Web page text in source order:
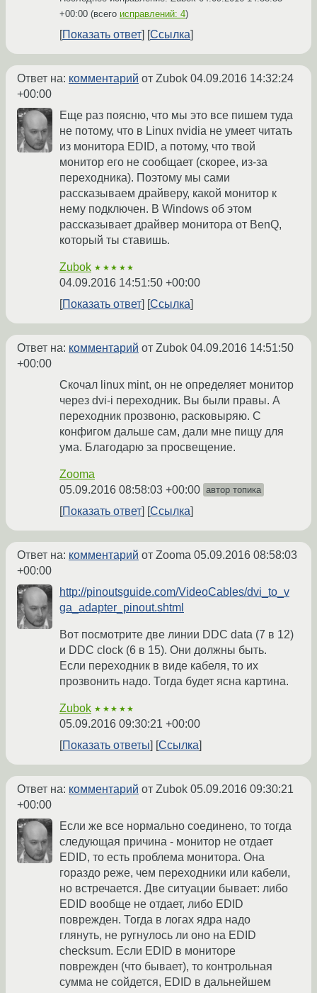
+00:00 (всего исправлений: 4)
Показать ответ Ссылка
Ответ на: комментарий от Zubok 04.09.2016 14:32:24
+00:00
Еще раз поясню, что мы это все пишем туда
не потому, что в Linux nvidia не умеет читать
из монитора EDID, а потому, что твой
монитор его не сообщает (скорее, из-за
переходника). Поэтому мы сами
рассказываем драйверу, какой монитор к
нему подключен. В Windows об этом
рассказывает драйвер монитора от BenQ,
который ты ставишь.
Zubok ★★★★★
04.09.2016 14:51:50 +00:00
Показать ответ
Ссылка
Ответ на: комментарий от Zubok 04.09.2016 14:51:50
+00:00
Скочал linux mint, он не определяет монитор
через dvi-i переходник. Вы были правы. А
переходник прозвоню, расковыряю. С
конфигом дальше сам, дали мне пищу для
ума. Благодарю за просвещение.
Zooma
05.09.2016 08:58:03 +00:00 автор топика
Показать ответ Ссылка
Ответ на: комментарий от Zooma 05.09.2016 08:58:03
+00:00
http://pinoutsguide.com/VideoCables/dvi_to_v
ga_adapter_pinout.shtml
Вот посмотрите две линии DDC data (7 в 12)
и DDC clock (6 в 15). Они должны быть.
Если переходник в виде кабеля, то их
прозвонить надо. Тогда будет ясна картина.
Zubok ★★★★★
05.09.2016 09:30:21 +00:00
Показать ответы
Ссылка
Ответ на: комментарий от Zubok 05.09.2016 09:30:21
+00:00
Если же все нормально соединено, то тогда
следующая причина - монитор не отдает
EDID, то есть проблема монитора. Она
гораздо реже, чем переходники или кабели,
но встречается. Две ситуации бывает: либо
EDID вообще не отдает, либо EDID
поврежден. Тогда в логах ядра надо
глянуть, не ругнулось ли оно на EDID
checksum. Если EDID в мониторе
поврежден (что бывает), то контрольная
сумма не сойдется, EDID в дальнейшем